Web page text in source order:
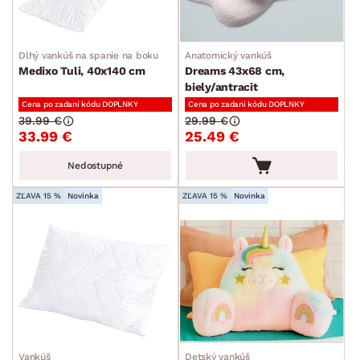
Detské vankúše
Koberce
Uteráky a osušky
Obliečky a prestieradlá
Závesy a žalúzie
Kuchynský textil
Stolovanie a varenie
Záhradné doplnky
Osvetlenie
Ukladanie a organizácia
Drobné bytové doplnky
Dlhý vankúš na spanie na boku
Medixo Tuli, 40x140 cm
Cena po zadaní kódu DOPLNKY
33.99 €
39.99 €
Nedostupné
Anatomický vankúš
Dreams 43x68 cm,
biely/antracit
Cena po zadaní kódu DOPLNKY
25.49 €
29.99 €
ZĽAVA 15 % Novinka
Vankúš
ZĽAVA 15 % Novinka
Detský vankúš